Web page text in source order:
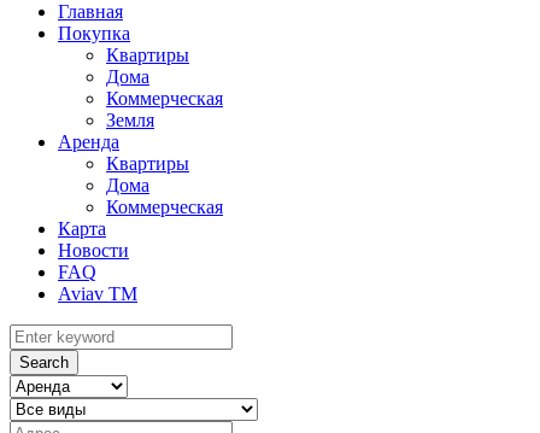
Главная
Покупка
Квартиры
Дома
Коммерческая
Земля
Аренда
Квартиры
Дома
Коммерческая
Карта
Новости
FAQ
Aviav TM
Search